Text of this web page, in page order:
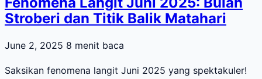
Stroberi dan Titik Balik Matahari
June 2, 2025 8 menit baca
Saksikan fenomena langit Juni 2025 yang spektakuler!